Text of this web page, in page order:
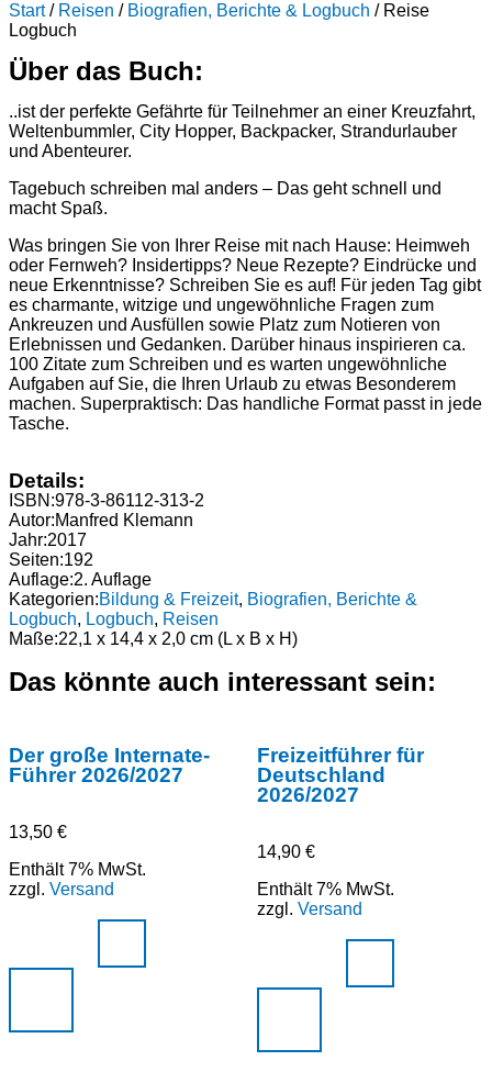
Start/ Reisen / Biografien, Berichte & Logbuch / Reise
Logbuch
Über das Buch:
..ist der perfekte Gefährte für Teilnehmer an einer Kreuzfahrt,
Weltenbummler, City Hopper, Backpacker, Strandurlauber
und Abenteurer.
Tagebuch schreiben mal anders – Das geht schnell und
macht Spaß.
Was bringen Sie von Ihrer Reise mit nach Hause: Heimweh
oder Fernweh? Insidertipps? Neue Rezepte? Eindrücke und
neue Erkenntnisse? Schreiben Sie es auf! Für jeden Tag gibt
es charmante, witzige und ungewöhnliche Fragen zum
Ankreuzen und Ausfüllen sowie Platz zum Notieren von
Erlebnissen und Gedanken. Darüber hinaus inspirieren ca.
100 Zitate zum Schreiben und es warten ungewöhnliche
Aufgaben auf Sie, die Ihren Urlaub zu etwas Besonderem
machen. Superpraktisch: Das handliche Format passt in jede
Tasche.
Details:
ISBN:978-3-86112-313-2
Autor:Manfred Klemann
Jahr:2017
Seiten:192
Auflage:2. Auflage
Kategorien:Bildung & Freizeit, Biografien, Berichte &
Logbuch, Logbuch, Reisen
Maße:22,1 x 14,4 x 2,0 cm (L x B x H)
Das könnte auch interessant sein:
Der große Internate-
Führer 2026/2027
13,50 €
Enthält 7% MwSt.
zzgl. Versand
Freizeitführer für
Deutschland
2026/2027
14,90 €
Enthält 7% MwSt.
zzgl. Versand